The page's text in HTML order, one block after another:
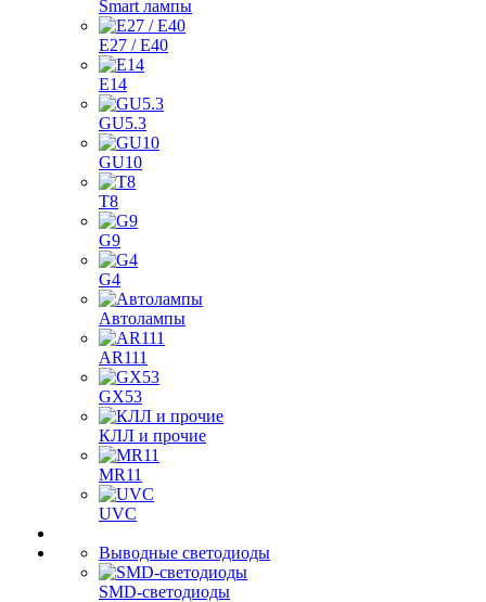
Smart лампы
E27 / E40
E14
GU5.3
GU10
T8
G9
G4
Автолампы
AR111
GX53
КЛЛ и прочие
MR11
UVC
Выводные светодиоды
SMD-светодиоды